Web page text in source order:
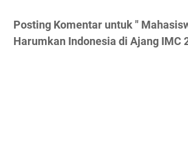
Posting Komentar untuk "
Harumkan Indonesia di Ajang IMC